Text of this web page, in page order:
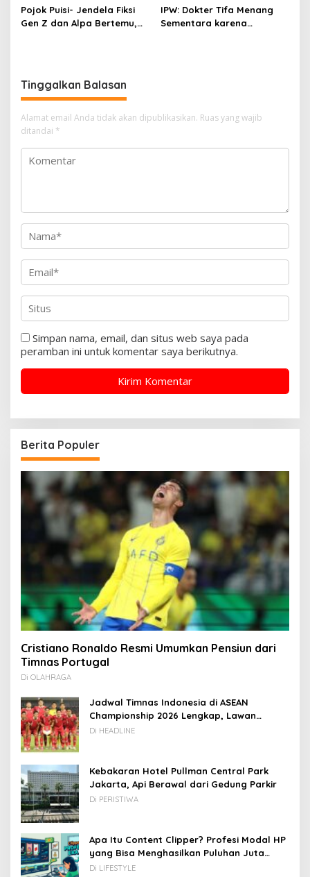
Pojok Puisi- Jendela Fiksi
Gen Z dan Alpa Bertemu,
IPW: Dokter Tifa Menang
Sementara karena
Tinggalkan Balasan
Alamat email Anda tidak akan dipublikasikan. Ruas yang wajib
ditandai *
Simpan nama, email, dan situs web saya pada
peramban ini untuk komentar saya berikutnya.
Berita Populer
Cristiano Ronaldo Resmi Umumkan Pensiun dari
Timnas Portugal
Di OLAHRAGA
Jadwal Timnas Indonesia di ASEAN
Championship 2026 Lengkap, Lawan
Kamboja hingga Vietnam
Di HEADLINE
Kebakaran Hotel Pullman Central Park
Jakarta, Api Berawal dari Gedung Parkir
Di PERISTIWA
Apa Itu Content Clipper? Profesi Modal HP
yang Bisa Menghasilkan Puluhan Juta
Rupiah
Di LIFESTYLE